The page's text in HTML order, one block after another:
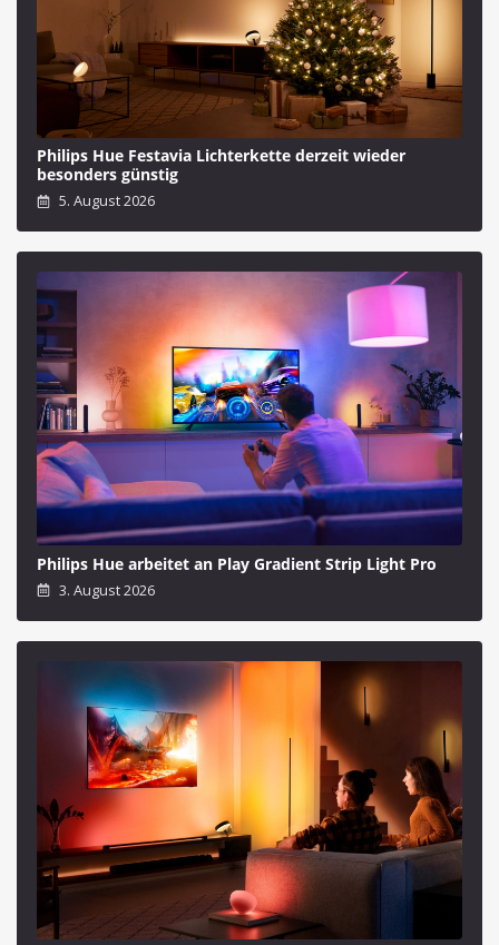
Philips Hue Festavia Lichterkette derzeit wieder
besonders günstig
5. August 2026
Philips Hue arbeitet an Play Gradient Strip Light Pro
3. August 2026